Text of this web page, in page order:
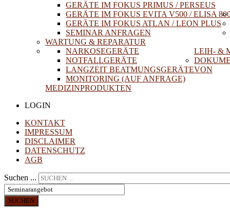
GERÄTE IM FOKUS PRIMUS / PERSEUS
GERÄTE IM FOKUS EVITA V500 / ELISA
GERÄTE IM FOKUS ATLAN / LEON PLUS
SEMINAR ANFRAGEN
WARTUNG & REPARATUR
LEIH- &
NARKOSEGERÄTE
NOTFALLGERÄTE
LANGZEIT BEATMUNGSGERÄTE
MONITORING (AUF ANFRAGE)
VON
MEDIZINPRODUKTEN
LOGIN
KONTAKT
IMPRESSUM
DISCLAIMER
DATENSCHUTZ
AGB
Suchen ...
SUCHEN